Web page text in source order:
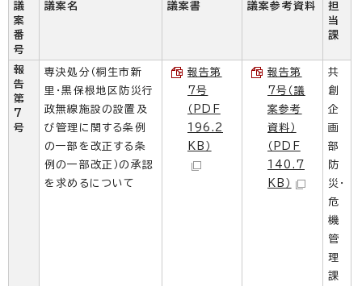
議
案
番
号
議案名 議案書 議案参考資料
担
当
課
報
告
第
7
号
専決処分（桐生市新
里・黒保根地区防災行
政無線施設の設置及
び管理に関する条例
の一部を改正する条
例の一部改正）の承認
を求めるについて
報告第
7号
（PDF
196.2
KB）
報告第
7号（議
案参考
資料）
（PDF
140.7
KB）
共
創
企
画
部
防
災・
危
機
管
理
課